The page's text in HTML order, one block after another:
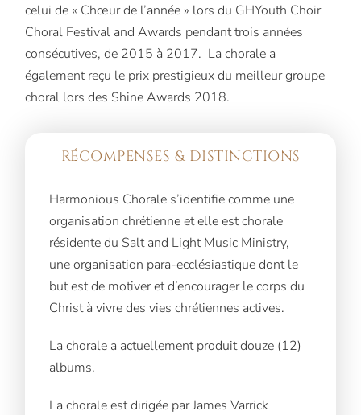
celui de « Chœur de l’année » lors du GHYouth Choir
Choral Festival and Awards pendant trois années
consécutives, de 2015 à 2017. La chorale a
également reçu le prix prestigieux du meilleur groupe
choral lors des Shine Awards 2018.
RÉCOMPENSES & DISTINCTIONS
Harmonious Chorale s’identifie comme une
organisation chrétienne et elle est chorale
résidente du Salt and Light Music Ministry,
une organisation para-ecclésiastique dont le
but est de motiver et d’encourager le corps du
Christ à vivre des vies chrétiennes actives.
La chorale a actuellement produit douze (12)
albums.
La chorale est dirigée par James Varrick